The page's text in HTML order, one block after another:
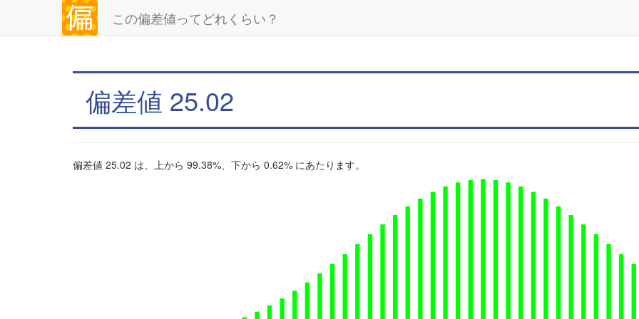
この偏差値ってどれくらい？
偏差値 25.02
偏差値 25.02 は、上から 99.38%、下から 0.62% にあたります。